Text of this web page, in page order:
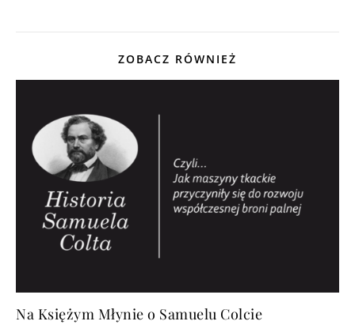
ZOBACZ RÓWNIEŻ
Na Księżym Młynie o Samuelu Colcie